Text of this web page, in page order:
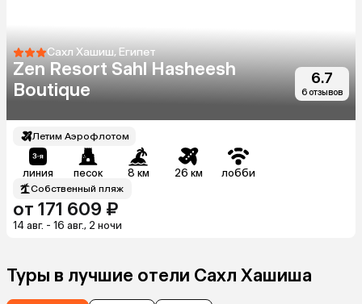
Сахл Хашиш, Египет
Zen Resort Sahl Hasheesh
Boutique
6.7
6 отзывов
Летим Аэрофлотом
линия песок 8 км 26 км лобби
Собственный пляж
от 171 609 ₽
14 авг. - 16 авг., 2 ночи
Туры в лучшие отели Сахл Хашиша